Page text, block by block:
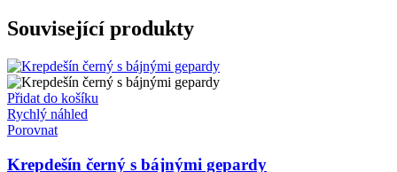
Související produkty
Přidat do košíku
Rychlý náhled
Porovnat
Krepdešín černý s bájnými gepardy